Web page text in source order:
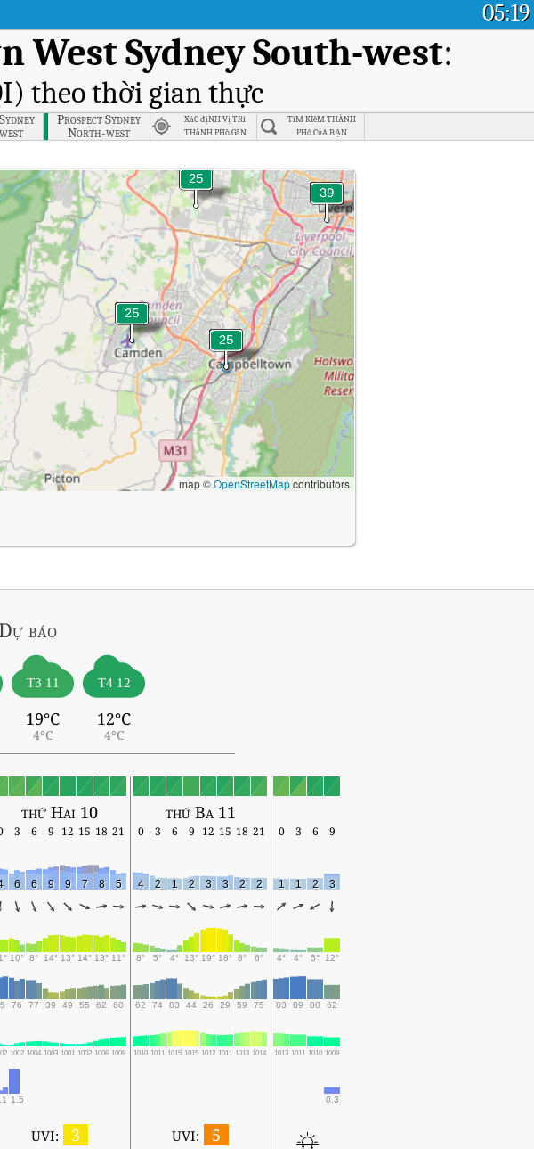
05:19
West Sydney South-west:
theo thời gian thực
Prospect Sydney
North-west
XáC địNH Vị TRí
THàNH PHố GầN
TìM KIếM THÀNH
PHố CủA BẠN
thực Campbelltown West Sydney South-west
map ©OpenStreetMapcontributors
báo
T3 11
19°C
4°C
T4 12
12°C
4°C
thứ Hai 10 thứ Ba 11
3 6 9 12 15 18 21 0 3 6 9 12 15 18 21 0 3 6
9
6 6 9 9 7 8 5 4 2 1 2 3 3 2 2 1 1 2 3
10° 8° 14° 13° 14° 13° 11° 8° 5° 4° 13° 19° 18° 8° 6° 4° 4° 5° 12°
76 77 39 49 55 62 60 62 74 83 44 26 29 59 75 83 89 80 62
1002 1004 1003 1001 1002 1006 1009 1010 1011 1015 1015 1012 1011 1013 1014 1013 1011 1010 1009
1.5 0.3
UVI: 3 UVI: 5